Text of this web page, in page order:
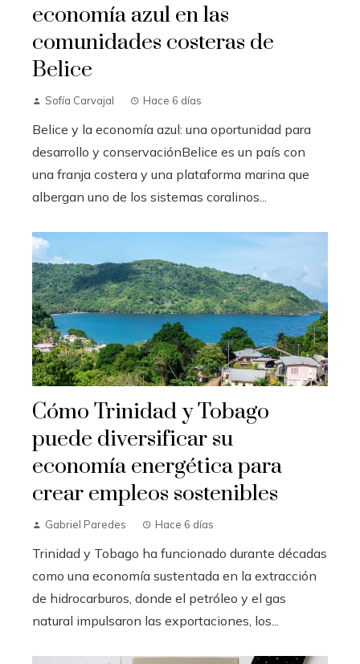
economía azul en las
comunidades costeras de
Belice
Sofía Carvajal Hace 6 días
Belice y la economía azul: una oportunidad para
desarrollo y conservaciónBelice es un país con
una franja costera y una plataforma marina que
albergan uno de los sistemas coralinos...
Cómo Trinidad y Tobago
puede diversificar su
economía energética para
crear empleos sostenibles
Gabriel Paredes Hace 6 días
Trinidad y Tobago ha funcionado durante décadas
como una economía sustentada en la extracción
de hidrocarburos, donde el petróleo y el gas
natural impulsaron las exportaciones, los...